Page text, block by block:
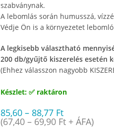
szabványnak.
A lebomlás során humusszá,
Védje Ön is a környezetet
A legkisebb választható
200 db/gyűjtő kiszerelés esetén
(Ehhez válasszon nagyobb
Készlet: ✅ raktáron
85,60– 88,77 Ft
(67,40– 69,90 Ft + ÁFA)